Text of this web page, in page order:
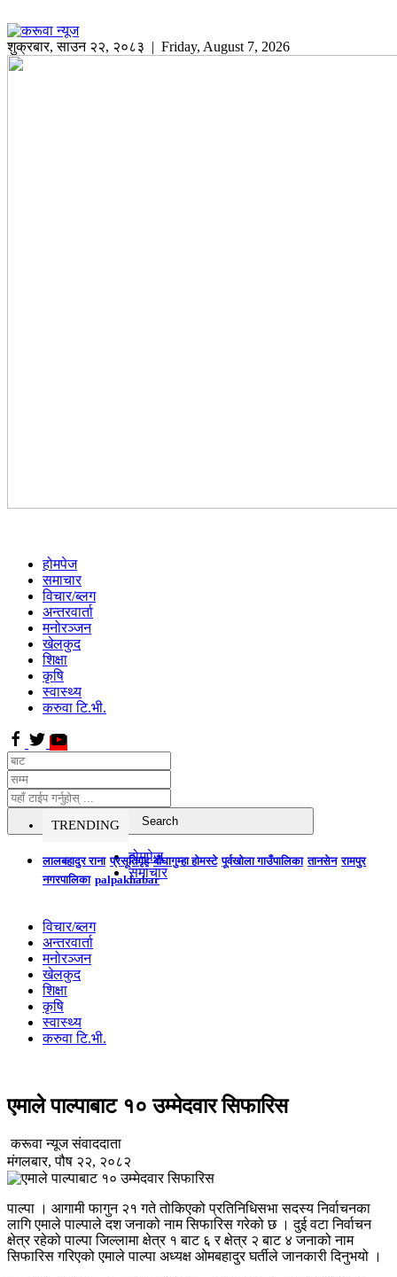
शुक्रबार,साउन २२, २०८३ | Friday, August 7, 2026
होमपेज
समाचार
विचार/ब्लग
अन्तरवार्ता
मनोरञ्जन
खेलकुद
शिक्षा
कृषि
स्वास्थ्य
करुवा टि.भी.
TRENDING
लालबहादुर राना प्रसूतिगृह बौघागुम्हा होमस्टे पूर्वखोला गाउँपालिका तानसेन रामपुर
नगरपालिका palpakhabar
होमपेज
समाचार
विचार/ब्लग
अन्तरवार्ता
मनोरञ्जन
खेलकुद
शिक्षा
कृषि
स्वास्थ्य
करुवा टि.भी.
एमाले पाल्पाबाट १० उम्मेदवार सिफारिस
करूवा न्यूज संवाददाता
मंगलबार, पौष २२, २०८२
पाल्पा । आगामी फागुन २१ गते तोकिएको प्रतिनिधिसभा सदस्य निर्वाचनका
लागि एमाले पाल्पाले दश जनाको नाम सिफारिस गरेको छ । दुई वटा निर्वाचन
क्षेत्र रहेको पाल्पा जिल्लामा क्षेत्र १ बाट ६ र क्षेत्र २ बाट ४ जनाको नाम
सिफारिस गरिएको एमाले पाल्पा अध्यक्ष ओमबहादुर घर्तीले जानकारी दिनुभयो ।